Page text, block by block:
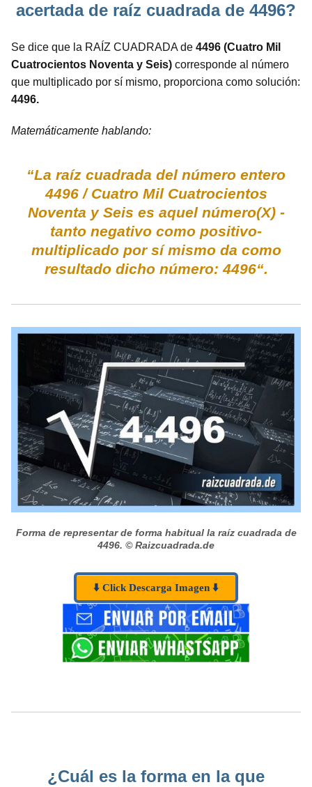
acertada de raíz cuadrada de 4496?
Se dice que la RAÍZ CUADRADA de 4496 (Cuatro Mil
Cuatrocientos Noventa y Seis) corresponde al número
que multiplicado por sí mismo, proporciona como solución:
4496.
Matemáticamente hablando:
“La raíz cuadrada del número entero
4496 / Cuatro Mil Cuatrocientos
Noventa y Seis es aquel número(X) -
tanto negativo como positivo-
multiplicado por sí mismo da como
resultado dicho número: 4496“.
Forma de representar de forma habitual la raíz cuadrada de
4496. © Raizcuadrada.de
⬇️ Click Descarga Imagen ⬇️
¿Cuál es la forma en la que